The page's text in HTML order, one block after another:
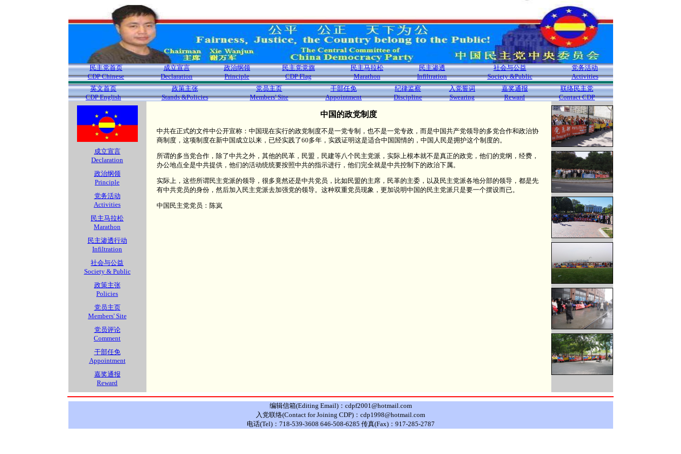
民主党首页
CDP Chinese
成立宣言
Declaration
政治纲领
Principle
民主党党旗
CDP Flag
民主马拉松
Marathon
民主渗透
Infiltration
社会与公益
Society &Public
党务活动
Activities
英文首页
CDP English
政策主张
Stands &Policies
党员主页
Members' Site
干部任免
Appointment
纪律监察
Discipline
入党誓词
Swearing
嘉奖通报
Reward
联络民主党
Contact CDP
成立宣言
Declaration
政治纲领
Principle
党务活动
Activities
民主马拉松
Marathon
民主渗透行动
Infiltration
社会与公益
Society & Public
政策主张
Policies
党员主页
Members' Site
党员评论
Comment
干部任免
Appointment
嘉奖通报
Reward
中国的政党制度
中共在正式的文件中公开宣称：中国现在实行的政党制度不是一党专制，也不是一党专政，而是中国共产党领导的多党合作和政治协
商制度，这项制度在新中国成立以来，已经实践了60多年，实践证明这是适合中国国情的，中国人民是拥护这个制度的。
所谓的多当党合作，除了中共之外，其他的民革，民盟，民建等八个民主党派，实际上根本就不是真正的政党，他们的党纲，经费，
办公地点全是中共提供，他们的活动统统要按照中共的指示进行，他们完全就是中共控制下的政治下属。
实际上，这些所谓民主党派的领导，很多竟然还是中共党员，比如民盟的主席，民革的主委，以及民主党派各地分部的领导，都是先
有中共党员的身份，然后加入民主党派去加强党的领导。这种双重党员现象，更加说明中国的民主党派只是要一个摆设而已。
中国民主党党员：陈岚
编辑信箱(Editing Email)：cdpf2001@hotmail.com
入党联络(Contact for Joining CDP)：cdp1998@hotmail.com
电话(Tel)：718-539-3608 646-508-6285 传真(Fax)：917-285-2787